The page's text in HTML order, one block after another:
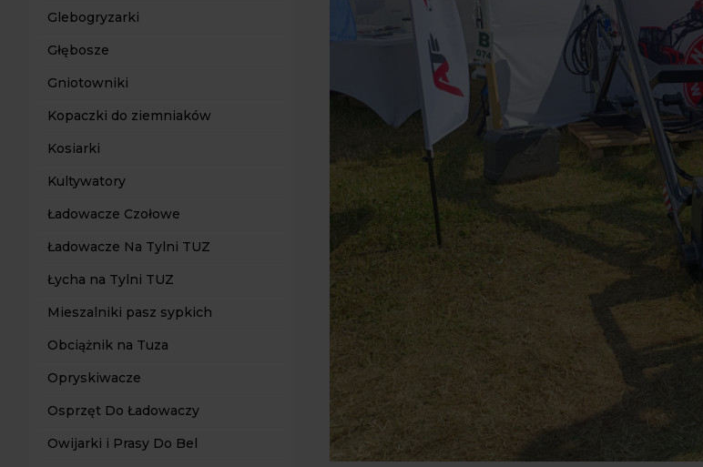
Glebogryzarki
Głębosze
Gniotowniki
Kopaczki do ziemniaków
Kosiarki
Kultywatory
Ładowacze Czołowe
Ładowacze Na Tylni TUZ
Łycha na Tylni TUZ
Mieszalniki pasz sypkich
Obciążnik na Tuza
Opryskiwacze
Osprzęt Do Ładowaczy
Owijarki i Prasy Do Bel